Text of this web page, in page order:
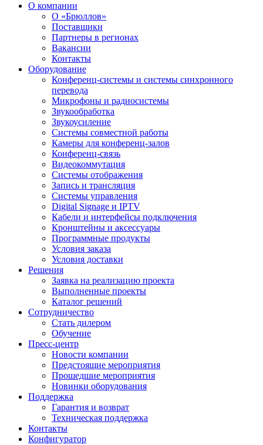
О компании
О «Брюллов»
Поставщики
Партнеры в регионах
Вакансии
Контакты
Оборудование
Конференц-системы и системы синхронного
перевода
Микрофоны и радиосистемы
Звукообработка
Звукоусиление
Системы совместной работы
Камеры для конференц-залов
Конференц-связь
Видеокоммутация
Системы отображения
Запись и трансляция
Системы управления
Digital Signage и IPTV
Кабели и интерфейсы подключения
Кронштейны и аксессуары
Программные продукты
Условия заказа
Условия доставки
Решения
Заявка на реализацию проекта
Выполненные проекты
Каталог решений
Сотрудничество
Стать дилером
Обучение
Пресс-центр
Новости компании
Предстоящие мероприятия
Прошедшие мероприятия
Новинки оборудования
Поддержка
Гарантия и возврат
Техническая поддержка
Контакты
Конфигуратор